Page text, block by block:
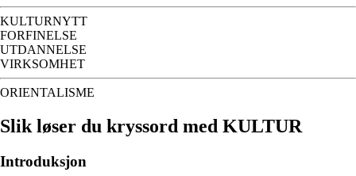
KULTURNYTT
FORFINELSE
UTDANNELSE
VIRKSOMHET
ORIENTALISME
Slik løser du kryssord med KULTUR
Introduksjon